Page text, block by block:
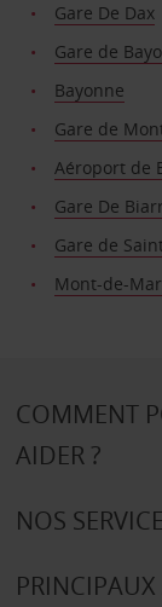
Gare De Dax
Gare de
Bayonne
Gare de
Aéroport de
Gare De
Gare de
Mont-de-
COMMENT
AIDER ?
NOS